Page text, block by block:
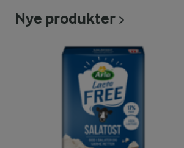
Nye produkter